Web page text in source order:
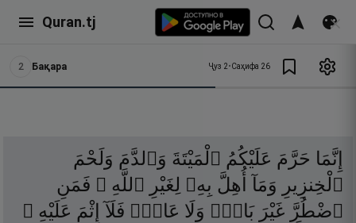
Quran.tj
2 Бақара Ҷуз 2•Саҳифа 26
إِنَّمَا حَرَّمَ عَلَيْكُمُ ٱلْمَيْتَةَ وَٱلدَّمَ وَلَحْمَ
ٱلْخِنزِيرِ وَمَآ أُهِلَّ بِهِۦ لِغَيْرِ ٱللَّهِ ۖ فَمَنِ
ٱضْطُرَّ غَيْرَ بَاغٍۢ وَلَا عَادٍۢ فَلَآ إِثْمَ عَلَيْهِ ۚ